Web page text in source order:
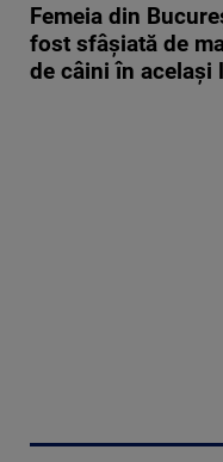
Femeia din
fost sfâșiată de
de câini în același